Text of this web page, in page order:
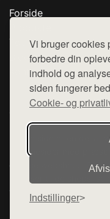
Vi bruger cookies
forbedre din
indhold og
siden fungerer
Cookie- og
Indstillinger
Forside
Top Rabatter
Blog
Kontakt
Denne side er en del af
hjemmesider med
diverse webshops. Der
henviser til de shops,
varerne på lager.